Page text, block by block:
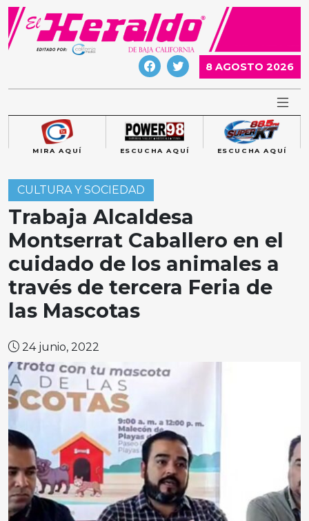
Skip
content
8 AGOSTO 2026
MIRA AQUÍ ESCUCHA AQUÍ ESCUCHA AQUÍ
CULTURA Y SOCIEDAD
Trabaja Alcaldesa
Montserrat Caballero en el
cuidado de los animales a
través de tercera Feria de
las Mascotas
24 junio, 2022